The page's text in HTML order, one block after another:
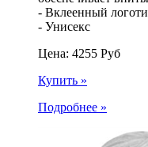
- Вклеенный
- Унисекс
Цена: 4255 Руб
Купить »
Подробнее »